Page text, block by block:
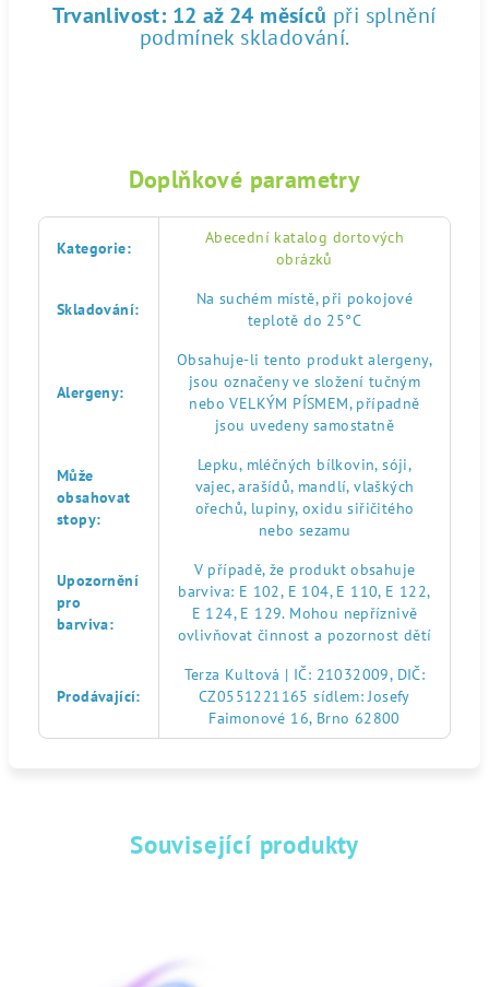
Trvanlivost: 12 až 24 měsíců při splnění
podmínek skladování.
Doplňkové parametry
Kategorie:
Abecední katalog dortových
obrázků
Skladování:
Na suchém místě, při pokojové
teplotě do 25°C
Alergeny:
Obsahuje-li tento produkt alergeny,
jsou označeny ve složení tučným
nebo VELKÝM PÍSMEM, případně
jsou uvedeny samostatně
Může
obsahovat
stopy:
Lepku, mléčných bílkovin, sóji,
vajec, arašídů, mandlí, vlaškých
ořechů, lupiny, oxidu siřičitého
nebo sezamu
Upozornění
pro
barviva:
V případě, že produkt obsahuje
barviva: E 102, E 104, E 110, E 122,
E 124, E 129. Mohou nepříznivě
ovlivňovat činnost a pozornost dětí
Prodávající:
Terza Kultová | IČ: 21032009, DIČ:
CZ0551221165 sídlem: Josefy
Faimonové 16, Brno 62800
Související produkty